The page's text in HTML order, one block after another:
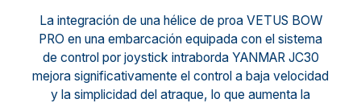
La integración de una hélice de proa VETUS BOW
PRO en una embarcación equipada con el sistema
de control por joystick intraborda YANMAR JC30
mejora significativamente el control a baja velocidad
y la simplicidad del atraque, lo que aumenta la